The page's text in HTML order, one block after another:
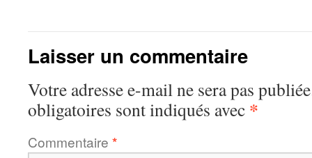
Laisser un commentaire
Votre adresse e-mail ne sera pas
obligatoires sont indiqués avec *
Commentaire *